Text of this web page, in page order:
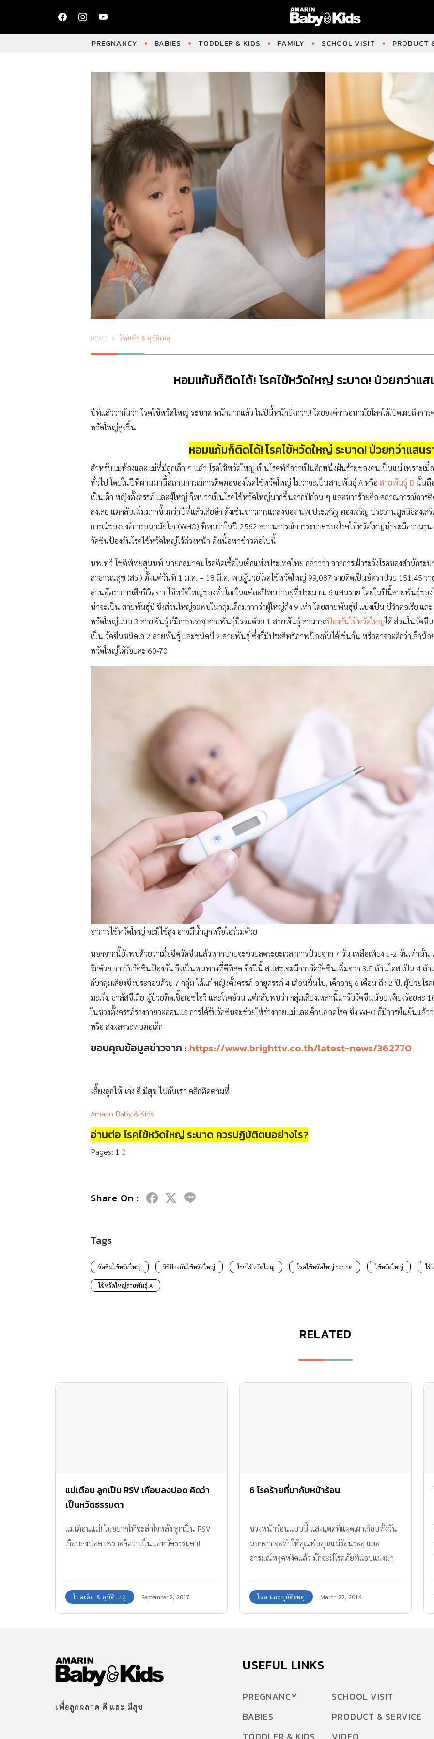
PREGNANCY BABIES TODDLER & KIDS FAMILY SCHOOL VISIT PRODUCT
HOME โรคเด็ก & อุบัติเหตุ
หอมแก้มก็ติดได้! โรคไข้หวัดใหญ่ ระบาด! ป่วยกว่าแส
ปีที่แล้วว่ากันว่า โรคไข้หวัดใหญ่ ระบาด หนักมากแล้ว ในปีนี้หนักยิ่งกว่า!! โดยองค์การอนามัยโลกได้เปิดเผยถึงก
หวัดใหญ่สูงขึ้น
หอมแก้มก็ติดได้! โรคไข้หวัดใหญ่ ระบาด! ป่วยกว่าแสน
สำหรับแม่ท้องและแม่ที่มีลูกเล็ก ๆ แล้ว โรคไข้หวัดใหญ่ เป็นโรคที่ถือว่าเป็นอีกหนึ่งฝันร้ายของคนเป็นแม่ เพราะเมื่
ทั่วไป โดยในปีที่ผ่านมานี้สถานการณ์การติดต่อของโรคไข้หวัดใหญ่ ไม่ว่าจะเป็นสายพันธุ์ A หรือ สายพันธุ์ B นั้นถื
เป็นเด็ก หญิงตั้งครรภ์ และผู้ใหญ่ ก็พบว่าเป็นโรคไข้หวัดใหญ่มากขึ้นจากปีก่อน ๆ และข่าวร้ายคือ สถาณการณ์การ
ลงเลย แต่กลับเพิ่มมากขึ้นกว่าปีที่แล้วเสียอีก ดังเช่นข่าวการแถลงของ นพ.ประเสริฐ ทองเจริญ ประธานมูลนิธิส่งเส
การณ์ขององค์การอนามัยโลก(WHO) ที่พบว่าในปี 2562 สถานการณ์การระบาดของโรคไข้หวัดใหญ่น่าจะมีความรุ
วัคซีนป้องกันโรคไข้หวัดใหญ่ไว้ล่วงหน้า ดังเนื้อหาข่าวต่อไปนี้
นพ.ทวี โชติพิทยสุนนท์ นายกสมาคมโรคติดเชื้อในเด็กแห่งประเทศไทย กล่าวว่า จากการเฝ้าระวังโรคของสำนักระ
สาธารณสุข (สธ.) ตั้งแต่วันที่ 1 ม.ค. – 18 มี.ค. พบผู้ป่วยโรคไข้หวัดใหญ่ 99,087 รายคิดเป็นอัตราป่วย 151.45 ร
ส่วนอัตราการเสียชีวิตจากไข้หวัดใหญ่ของทั่วโลกในแต่ละปีพบว่าอยู่ที่ประมาณ 6 แสนราย โดยในปีนี้สายพันธุ์ขอ
น่าจะเป็น สายพันธุ์บี ซึ่งส่วนใหญ่จะพบในกลุ่มเด็กมากกว่าผู้ใหญ่ถึง 9 เท่า โดยสายพันธุ์บี แบ่งเป็น บีวิกตอเรีย แล
หวัดใหญ่แบบ 3 สายพันธุ์ ก็มีการบรรจุ สายพันธุ์บีรวมด้วย 1 สายพันธุ์ สามารถป้องกันไข้หวัดใหญ่ได้ ส่วนในวัคซี
เป็น วัคซีนชนิดเอ 2 สายพันธุ์ และชนิดบี 2 สายพันธุ์ ซึ่งก็มีประสิทธิภาพป้องกันได้เช่นกัน หรืออาจจะดีกว่าเล็กน้อ
หวัดใหญ่ได้ร้อยละ 60-70
อาการไข้หวัดใหญ่ จะมีไข้สูง อาจมีน้ำมูกหรือไอร่วมด้วย
นอกจากนี้ยังพบด้วยว่าเมื่อฉีดวัคซีนแล้วหากป่วยจะช่วยลดระยะเวลาการป่วยจาก 7 วัน เหลือเพียง 1-2 วันเท่านั้
อีกด้วย การรับวัคซีนป้องกัน จึงเป็นหนทางที่ดีที่สุด ซึ่งปีนี้ สปสช.จะมีการจัดวัคซีนเพิ่มจาก 3.5 ล้านโดส เป็น 4 ล้า
กับกลุ่มเสี่ยงซึ่งประกอบด้วย 7 กลุ่ม ได้แก่ หญิงตั้งครรภ์ อายุครรภ์ 4 เดือนขึ้นไป, เด็กอายุ 6 เดือน ถึง 2 ปี, ผู้ป่วยโร
มะเร็ง, ธาลัสซีเมีย ผู้ป่วยติดเชื้อเอชไอวี และโรคอ้วน แต่กลับพบว่า กลุ่มเสี่ยงเหล่านี้มารับวัคซีนน้อย เพียงร้อยละ
ในช่วงตั้งครรภ์ร่างกายจะอ่อนแอ การได้รับวัคซีนจะช่วยให้ร่างกายแม่และเด็กปลอดโรค ซึ่ง WHO ก็มีการยืนยันแ
หรือ ส่งผลกระทบต่อเด็ก
ขอบคุณข้อมูลข่าวจาก : https://www.brighttv.co.th/latest-news/362770
เลี้ยงลูกให้ เก่ง ดี มีสุข ไปกับเรา คลิกติดตามที่
Amarin Baby & Kids
อ่านต่อ โรคไข้หวัดใหญ่ ระบาด ควรปฏิบัติตนอย่างไร?
Pages: 1 2
Share On :
Tags
วัคซีนไข้หวัดใหญ่ วิธีป้องกันไข้หวัดใหญ่ โรคไข้หวัดใหญ่ โรคไข้หวัดใหญ่ ระบาด ไข้หวัดใหญ่ ไข้
ไข้หวัดใหญ่สายพันธุ์ A
RELATED
แม่เตือน ลูกเป็น RSV เกือบลงปอด คิดว่า
เป็นหวัดธรรมดา
แม่เตือนแม่! ไม่อยากให้ชะล่าใจหลัง ลูกเป็น RSV
เกือบลงปอด เพราะคิดว่าเป็นแค่หวัดธรรมดา!
โรคเด็ก & อุบัติเหตุ September 2, 2017
6 โรคร้ายที่มากับหน้าร้อน
ช่วงหน้าร้อนแบบนี้ แสงแดดที่แผดเผาเกือบทั้งวัน
นอกจากจะทำให้คุณพ่อคุณแม่ร้อนระอุ และ
อารมณ์หงุดหงิดแล้ว มักจะมีโรคภัยที่แอบแฝงมา
กับหน้าร้อน พร้อมวิธีการดูแลลูกรัก ป้องกัน "โรค
หน้าร้อน" กันค่ะ
โรค และอุบัติเหตุ March 22, 2016
เพื่อลูกฉลาด ดี และ มีสุข
USEFUL LINKS
PREGNANCY
BABIES
TODDLER & KIDS
SCHOOL VISIT
PRODUCT & SERVICE
VIDEO